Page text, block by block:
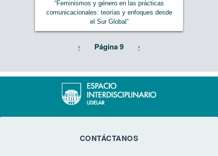
“Feminismos y género en las prácticas
comunicacionales: teorías y enfoques desde
el Sur Global”
PaginaciónPágina anterior
‹ Página 9 Siguiente página
›
CONTÁCTANOS